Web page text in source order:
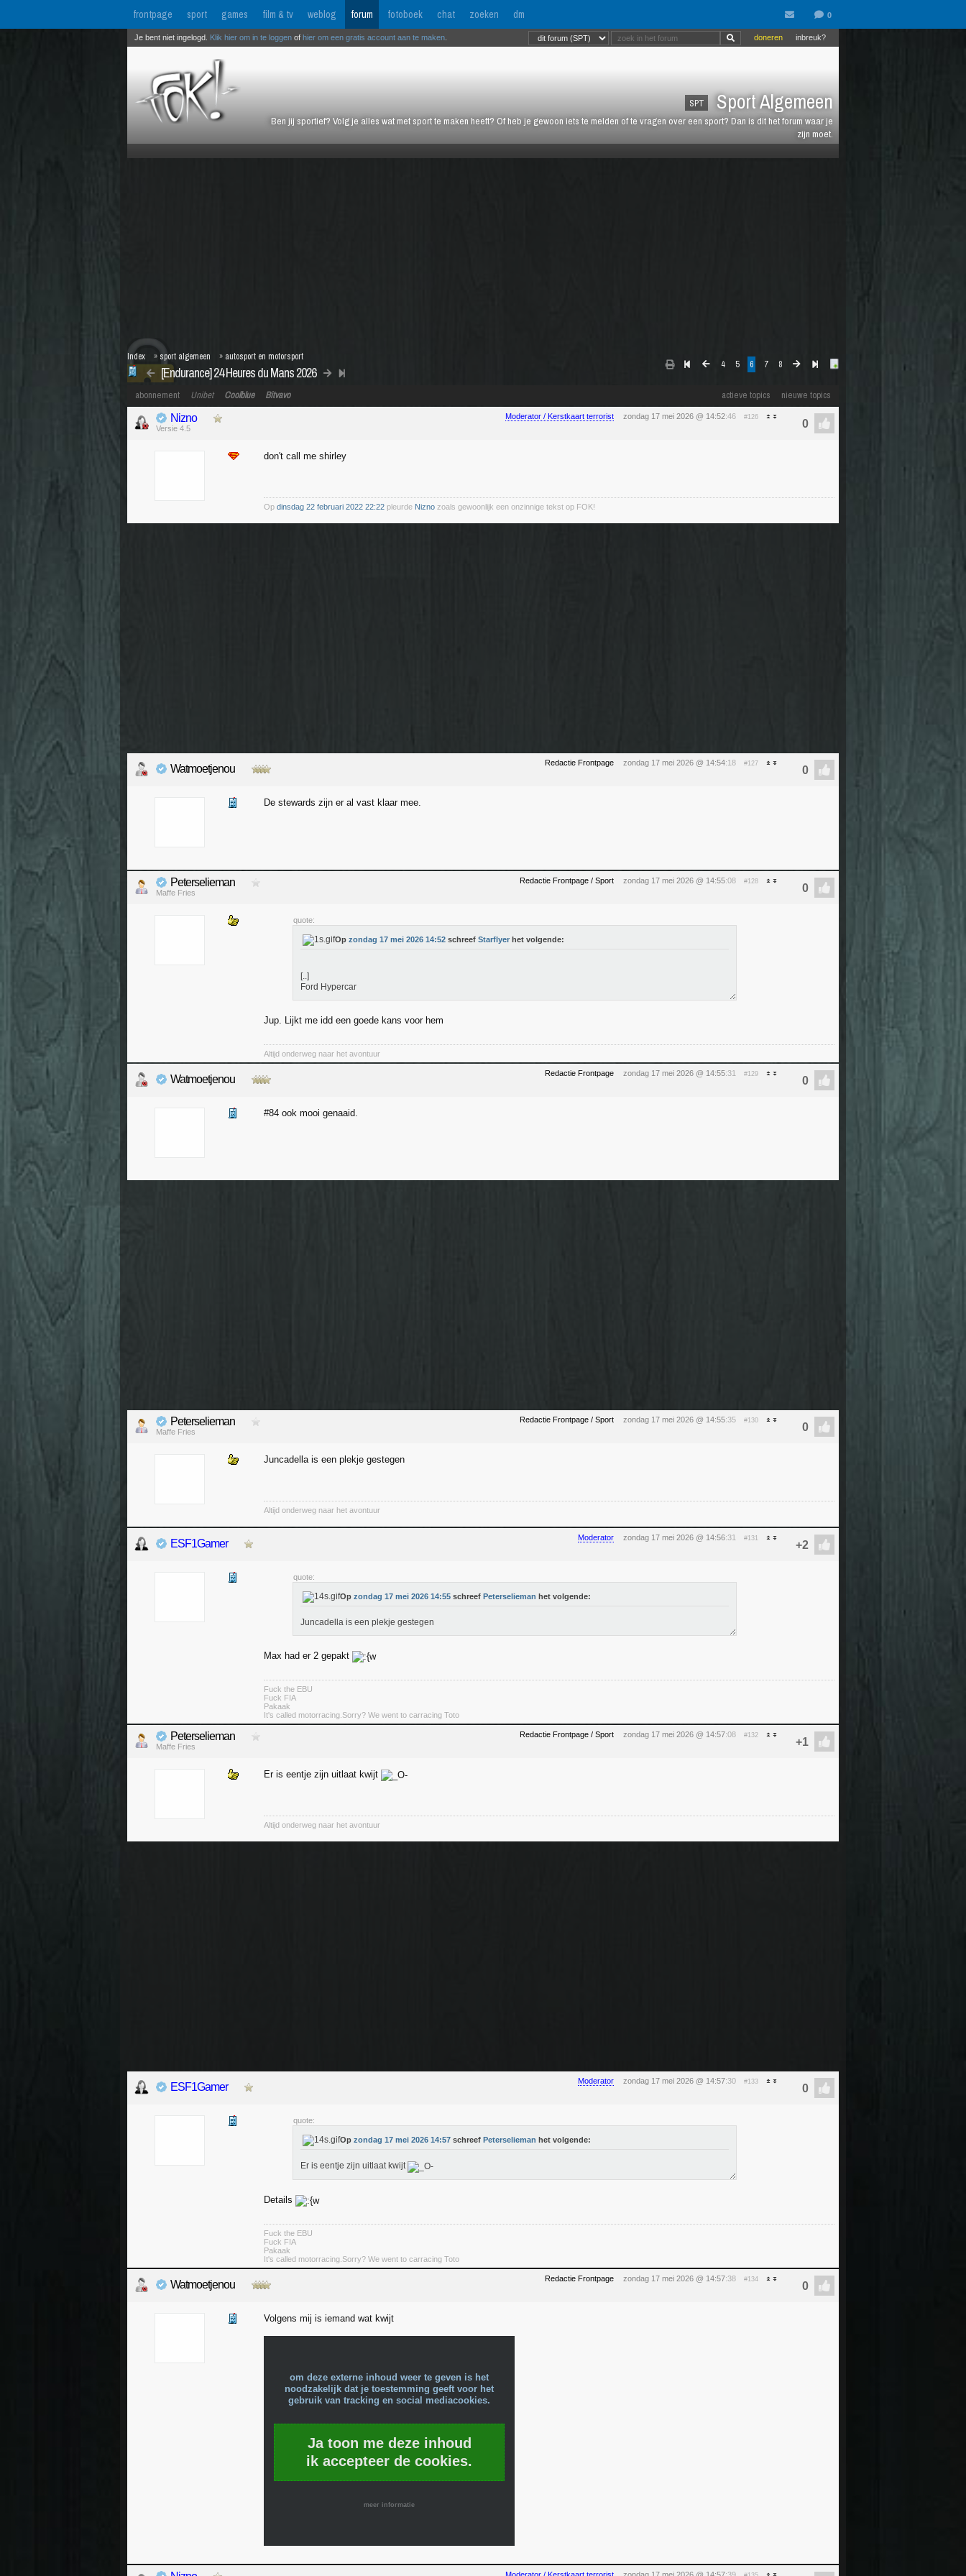
frontpage sport games film & tv weblog forum fotoboek chat zoeken dm
SPT Sport Algemeen
Ben jij sportief? Volg je alles wat met sport te maken heeft? Of heb je gewoon iets te melden of te vragen over een sport? Dan is dit het forum waar je
zijn moet.
inbreuk?
doneren
Je bent niet ingelogd. Klik hier om in te loggen of hier om een gratis account aan te maken
4 5 6 7 8
[Endurance] 24 Heures du Mans 2026
Index » sport algemeen » autosport en motorsport
actieve topics nieuwe topics
abonnement Unibet Coolblue Bitvavo
Moderator / Kerstkaart terrorist zondag 17 mei 2026 @ 14:52:46 #126
Nizno
Versie 4.5
don't call me shirley
Op dinsdag 22 februari 2022 22:22 pleurde Nizno zoals gewoonlijk een onzinnige tekst op FOK!
Redactie Frontpage zondag 17 mei 2026 @ 14:54:18 #127
Watmoetjenou
De stewards zijn er al vast klaar mee.
Redactie Frontpage / Sport zondag 17 mei 2026 @ 14:55:08 #128
Peterselieman
Maffe Fries
quote:
Op zondag 17 mei 2026 14:52 schreef Starflyer het volgende:
[..]
Ford Hypercar
Jup. Lijkt me idd een goede kans voor hem
Altijd onderweg naar het avontuur
Redactie Frontpage zondag 17 mei 2026 @ 14:55:31 #129
Watmoetjenou
#84 ook mooi genaaid.
Redactie Frontpage / Sport zondag 17 mei 2026 @ 14:55:35 #130
Peterselieman
Maffe Fries
Juncadella is een plekje gestegen
Altijd onderweg naar het avontuur
Moderator zondag 17 mei 2026 @ 14:56:31 #131
ESF1Gamer
quote:
Op zondag 17 mei 2026 14:55 schreef Peterselieman het volgende:
Juncadella is een plekje gestegen
Max had er 2 gepakt
Fuck the EBU
Fuck FIA
Pakaak
It's called motorracing.Sorry? We went to carracing Toto
Redactie Frontpage / Sport zondag 17 mei 2026 @ 14:57:08 #132
Peterselieman
Maffe Fries
Er is eentje zijn uitlaat kwijt
Altijd onderweg naar het avontuur
Moderator zondag 17 mei 2026 @ 14:57:30 #133
ESF1Gamer
quote:
Op zondag 17 mei 2026 14:57 schreef Peterselieman het volgende:
Er is eentje zijn uitlaat kwijt
Details
Fuck the EBU
Fuck FIA
Pakaak
It's called motorracing.Sorry? We went to carracing Toto
Redactie Frontpage zondag 17 mei 2026 @ 14:57:38 #134
Watmoetjenou
Volgens mij is iemand wat kwijt
om deze externe inhoud weer te geven is het
noodzakelijk dat je toestemming geeft voor het
gebruik van tracking en social mediacookies.
Ja toon me deze inhoud
ik accepteer de cookies.
meer informatie